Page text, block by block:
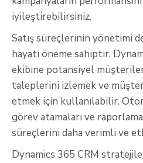
iyileştirebilirsiniz.
Satış süreçlerinin yönetimi
hayati öneme sahiptir.
ekibine potansiyel
taleplerini izlemek ve
etmek için kullanılabilir.
görev atamaları ve
süreçlerini daha verimli ve
Dynamics 365 CRM